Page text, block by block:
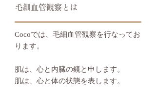
毛細血管観察とは
Cocoでは、毛細血管観察を行なってお
ります。
肌は、心と内臓の鏡と申します。
肌は、心と体の状態を表します。